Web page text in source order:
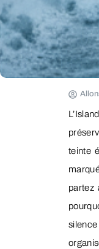
teinte
partez